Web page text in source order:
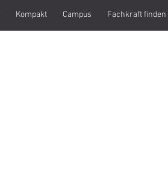
Kompakt Campus Fachkraft finden